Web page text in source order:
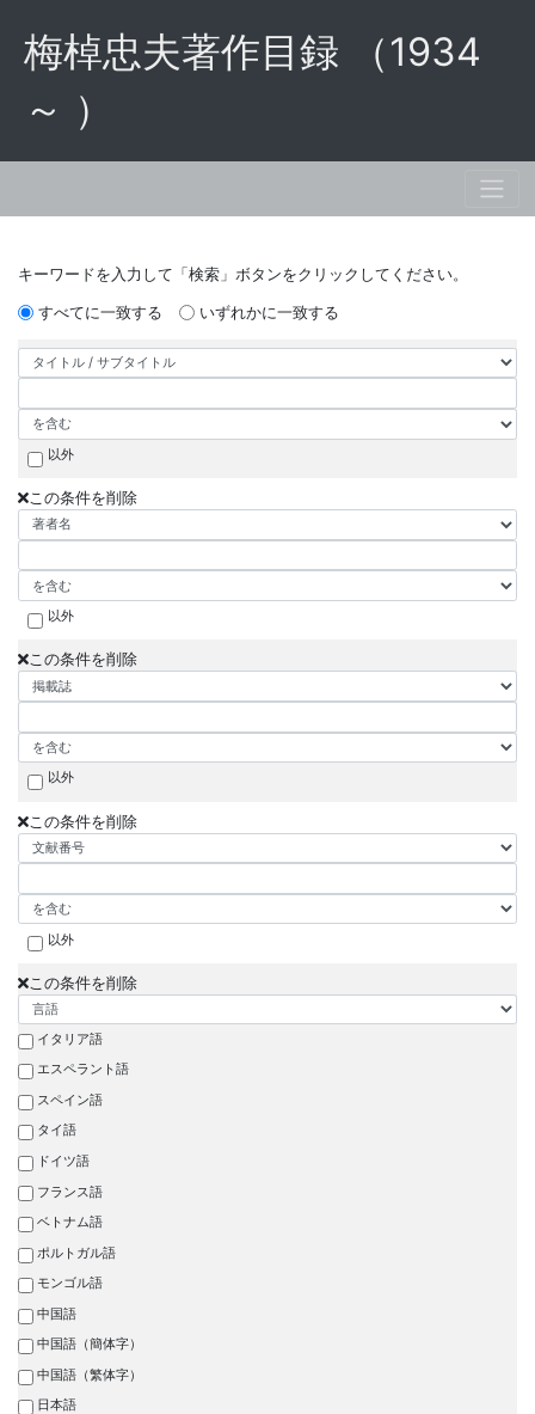
梅棹忠夫著作目録 （1934
～ ）
キーワードを入力して「検索」ボタンをクリックしてください。
すべてに一致する
いずれかに一致する
以外
この条件を削除
以外
この条件を削除
以外
この条件を削除
以外
この条件を削除
イタリア語
エスペラント語
スペイン語
タイ語
ドイツ語
フランス語
ベトナム語
ポルトガル語
モンゴル語
中国語
中国語（簡体字）
中国語（繁体字）
日本語